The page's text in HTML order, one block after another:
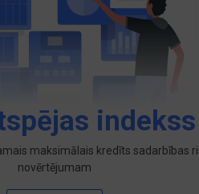
indekss
maksimālais kredīts sadarbības
novērtējumam